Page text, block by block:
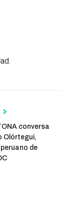
conversa
Olórtegui,
de